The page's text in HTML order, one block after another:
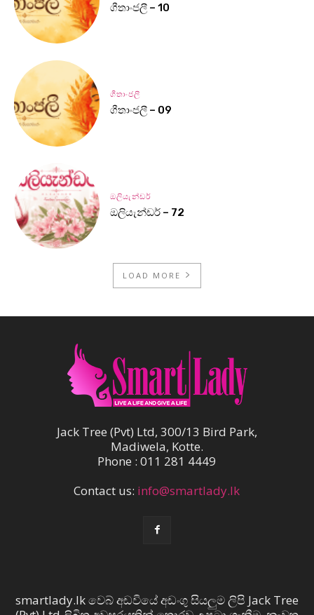
ගීතාංජලී – 10
ගීතාංජලී
ගීතාංජලී – 09
ඔලියැන්ඩර්
ඔලියැන්ඩර් – 72
LOAD MORE
Jack Tree (Pvt) Ltd, 300/13 Bird Park,
Madiwela, Kotte.
Phone : 011 281 4449
Contact us: info@smartlady.lk
smartlady.lk වෙබ් අඩවියේ අඩංගු සියලුම ලිපි Jack Tree